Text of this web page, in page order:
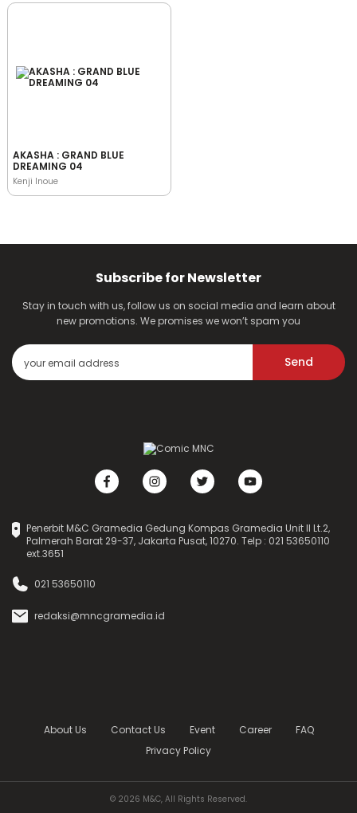
AKASHA : GRAND BLUE
DREAMING 04
Kenji Inoue
Subscribe for Newsletter
Stay in touch with us, follow us on social media and learn about
new promotions. We promises we won’t spam you
Send
Penerbit M&C Gramedia Gedung Kompas Gramedia Unit II Lt.2,
Palmerah Barat 29-37, Jakarta Pusat, 10270. Telp : 021 53650110
ext.3651
021 53650110
redaksi@mncgramedia.id
About Us Contact Us Event Career
FAQ
Privacy Policy
© 2026 M&C, All Rights Reserved.